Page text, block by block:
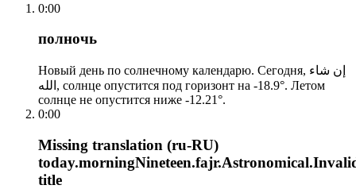
0:00
полночь
Новый день по солнечному календарю. Сегодня, إن شاء
الله, солнце опустится под горизонт на -18.9°. Летом
солнце не опустится ниже -12.21°.
0:00
Missing translation (ru-RU)
title